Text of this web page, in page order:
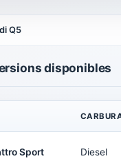
Q5
disponibles
Sport Diesel